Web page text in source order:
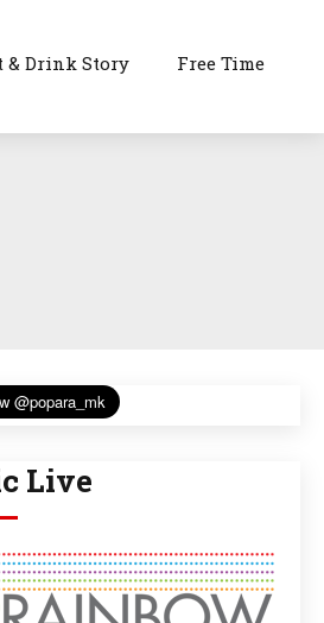
& Drink Story Free Time
Live